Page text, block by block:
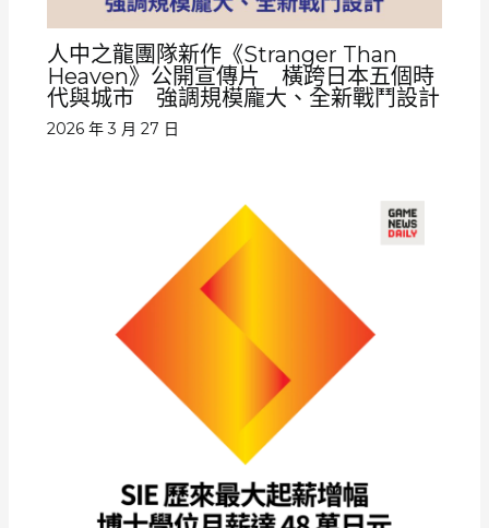
人中之龍團隊新作《Stranger Than
Heaven》公開宣傳片 橫跨日本五個時
代與城市 強調規模龐大、全新戰鬥設計
2026 年 3 月 27 日